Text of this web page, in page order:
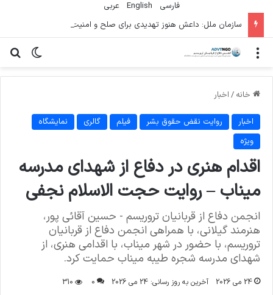
فارسی English
عربي
تغییر منو
خانه / اخبار
اخبار روایت نقض حقوق بشر فیلم گالری
نمایشگاه
ویژه
اقدام هنری در دفاع از شهدای مدرسه
میناب – روایت حجت الاسلام نجفی
انجمن دفاع از قربانیان تروریسم - حسین آقائی پور،
هنرمند گیلانی، با همراهی انجمن دفاع از قربانیان
تروریسم، با حضور در شهر میناب، با اقدامی هنری، از
شهدای مدرسه شجره طیبه میناب حمایت کرد.
24 می 2026 آخرین به روز رسانی: 24 می 2026 0
310